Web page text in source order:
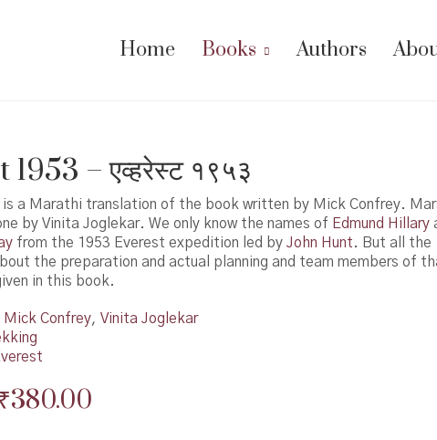
Home Books Authors
– एव्हरेस्ट १९५३
is a Marathi translation of the book written by Mick Confrey.
by Vinita Joglekar. We only know the names of Edmund Hillary
from the 1953 Everest expedition led by John Hunt. But all the
the preparation and actual planning and team members of
in this book.
Mick Confrey, Vinita Joglekar
Original
₹380.00Current